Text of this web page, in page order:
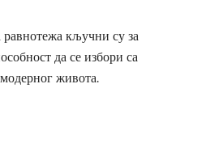
кључни су за
да се избори са
живота.